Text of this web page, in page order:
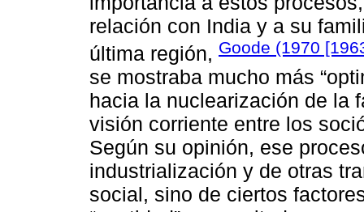
relación con India y a su
última región, Goode (1970
se mostraba mucho más
hacia la nuclearización de la
visión corriente entre los
Según su opinión, ese
industrialización y de otras
social, sino de ciertos